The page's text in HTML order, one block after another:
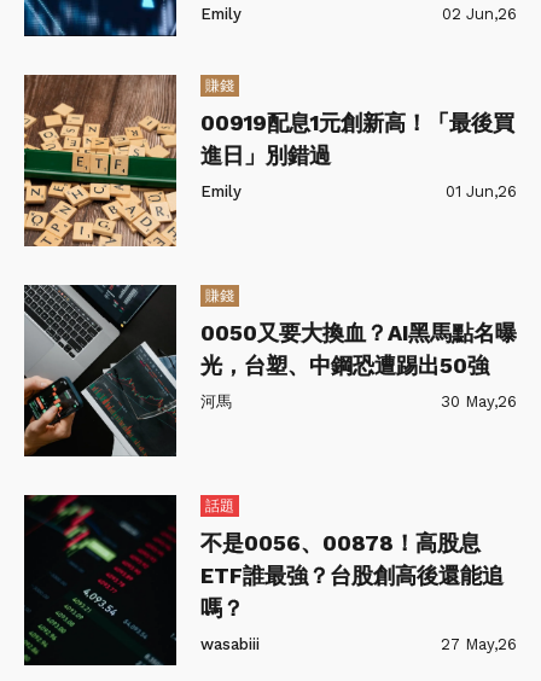
Emily 02 Jun,26
賺錢
00919配息1元創新高！「最後買
進日」別錯過
Emily 01 Jun,26
賺錢
0050又要大換血？AI黑馬點名曝
光，台塑、中鋼恐遭踢出50強
河馬 30 May,26
話題
不是0056、00878！高股息
ETF誰最強？台股創高後還能追
嗎？
wasabiii 27 May,26